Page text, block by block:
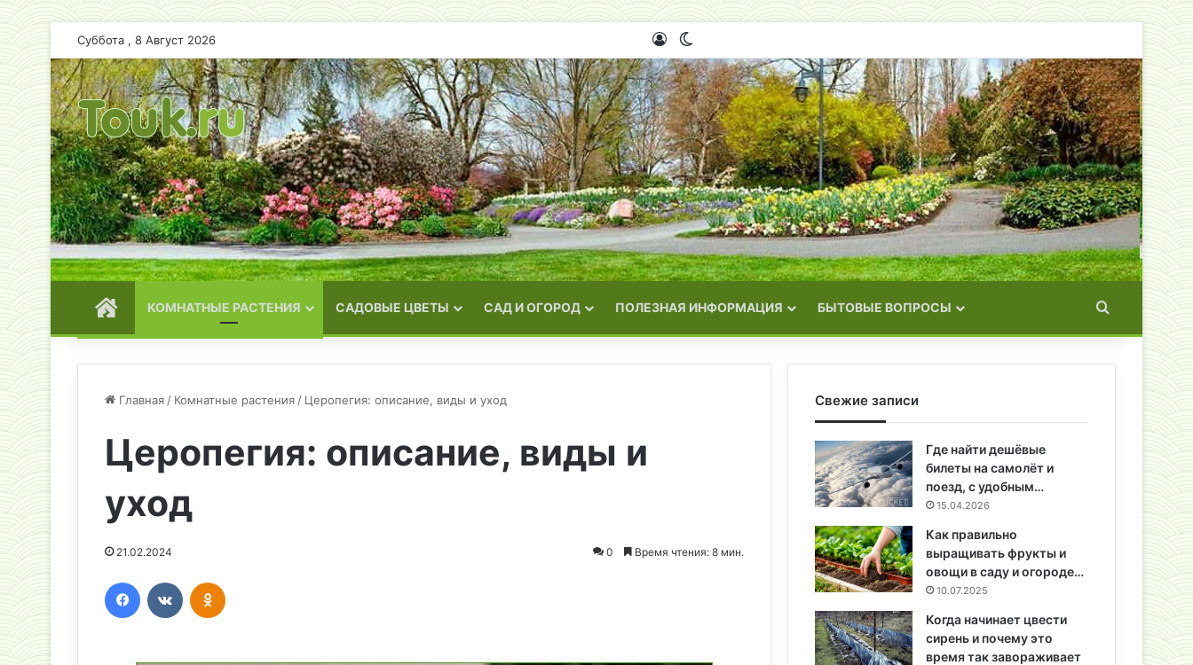
Суббота , 8 Август 2026 Войти
ГЛАВНАЯКОМНАТНЫЕ РАСТЕНИЯ САДОВЫЕ ЦВЕТЫ САД И ОГОРОД ПОЛЕЗНАЯ ИНФОРМАЦИЯ БЫТОВЫЕ ВОПРОСЫ Искать
Главная / Комнатные растения / Церопегия: описание, виды и уход
Церопегия: описание, виды и
уход
21.02.2024 0 Время чтения: 8 мин.
Свежие записи
Где найти дешёвые
билеты на самолёт и
поезд, с удобным…
15.04.2026
Как правильно
выращивать фрукты и
овощи в саду и огороде…
10.07.2025
Когда начинает цвести
сирень и почему это
время так завораживает